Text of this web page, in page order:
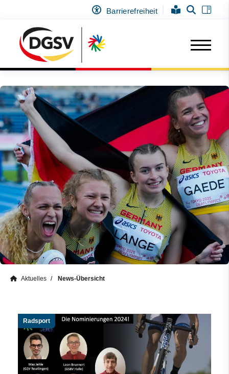
Barrierefreiheit
Aktuelles News-Übersicht
Radsport